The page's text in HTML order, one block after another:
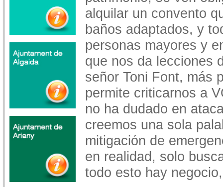
alquilar un convento
baños adaptados, y
personas mayores y
que nos da lecciones
señor Toni Font, más
permite criticarnos a
no ha dudado en
creemos una sola
mitigación de
en realidad, solo
todo esto hay